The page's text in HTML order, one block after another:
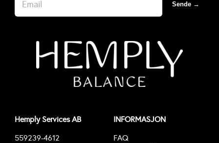
Sende →
Hemply Services AB
559239-4612
INFORMASJON
FAQ